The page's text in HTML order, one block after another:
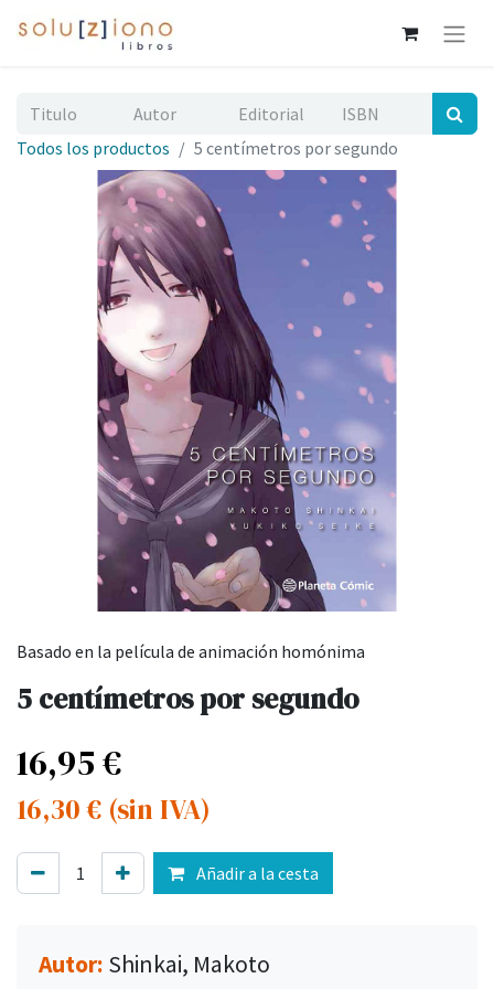
Todos los productos 5 centímetros por segundo
Basado en la película de animación homónima
5 centímetros por segundo
16,95€
16,30€ (sin IVA)
Añadir a la cesta
Autor: Shinkai, Makoto